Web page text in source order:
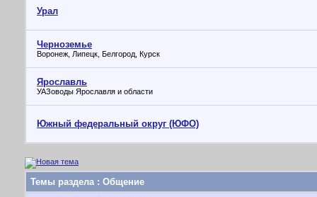
Урал
Черноземье
Воронеж, Липецк, Белгород, Курск
Ярославль
УАЗоводы Ярославля и области
Южный федеральный округ (ЮФО)
Темы раздела: Общение